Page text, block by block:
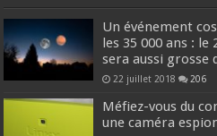
Un événement
les 35 000 ans :
sera aussi grosse
22 juillet 2018 206
Méfiez-vous du
une caméra